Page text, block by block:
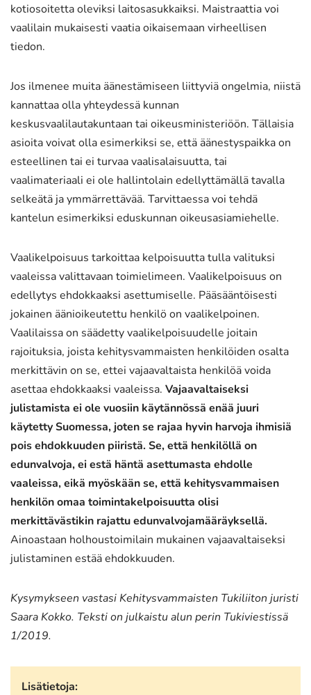
kotiosoitetta oleviksi laitosasukkaiksi. Maistraattia voi
vaalilain mukaisesti vaatia oikaisemaan virheellisen
tiedon.
Jos ilmenee muita äänestämiseen liittyviä ongelmia, niistä
kannattaa olla yhteydessä kunnan
keskusvaalilautakuntaan tai oikeusministeriöön. Tällaisia
asioita voivat olla esimerkiksi se, että äänestyspaikka on
esteellinen tai ei turvaa vaalisalaisuutta, tai
vaalimateriaali ei ole hallintolain edellyttämällä tavalla
selkeätä ja ymmärrettävää. Tarvittaessa voi tehdä
kantelun esimerkiksi eduskunnan oikeusasiamiehelle.
Vaalikelpoisuus tarkoittaa kelpoisuutta tulla valituksi
vaaleissa valittavaan toimielimeen. Vaalikelpoisuus on
edellytys ehdokkaaksi asettumiselle. Pääsääntöisesti
jokainen äänioikeutettu henkilö on vaalikelpoinen.
Vaalilaissa on säädetty vaalikelpoisuudelle joitain
rajoituksia, joista kehitysvammaisten henkilöiden osalta
merkittävin on se, ettei vajaavaltaista henkilöä voida
asettaa ehdokkaaksi vaaleissa. Vajaavaltaiseksi
julistamista ei ole vuosiin käytännössä enää juuri
käytetty Suomessa, joten se rajaa hyvin harvoja ihmisiä
pois ehdokkuuden piiristä. Se, että henkilöllä on
edunvalvoja, ei estä häntä asettumasta ehdolle
vaaleissa, eikä myöskään se, että kehitysvammaisen
henkilön omaa toimintakelpoisuutta olisi
merkittävästikin rajattu edunvalvojamääräyksellä.
Ainoastaan holhoustoimilain mukainen vajaavaltaiseksi
julistaminen estää ehdokkuuden.
Kysymykseen vastasi Kehitysvammaisten Tukiliiton juristi
Saara Kokko. Teksti on julkaistu alun perin Tukiviestissä
1/2019.
Lisätietoja: